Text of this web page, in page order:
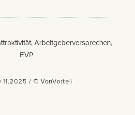
Arbeitgeberversprechen,
EVP
/ © VonVorteil